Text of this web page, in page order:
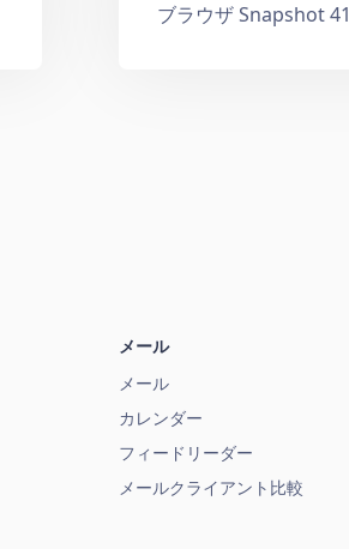
ブラウザ Snapshot
メール
メール
カレンダー
フィードリーダー
メールクライアント比較